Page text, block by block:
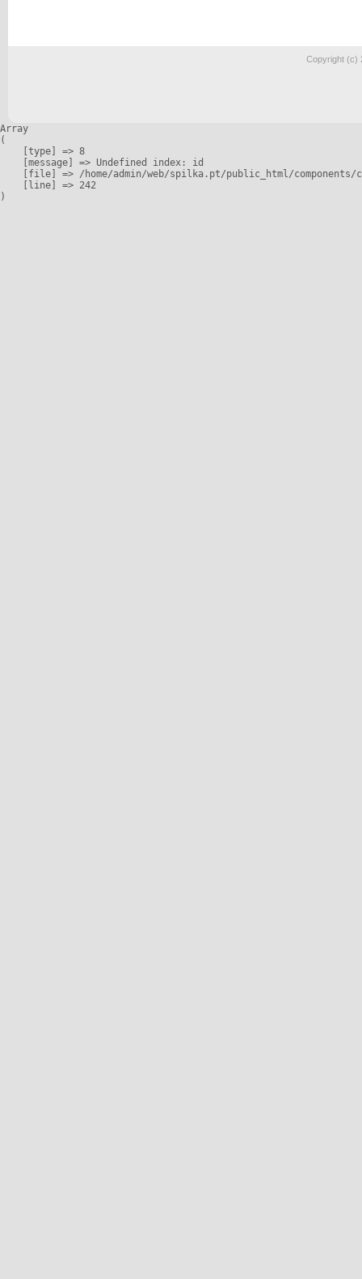
Copyright (c)
Array
(
    [type] => 8
    [message] => Undefined index: id
[file] => /home/admin/web/spilka.pt/public_html/
    [line] => 242